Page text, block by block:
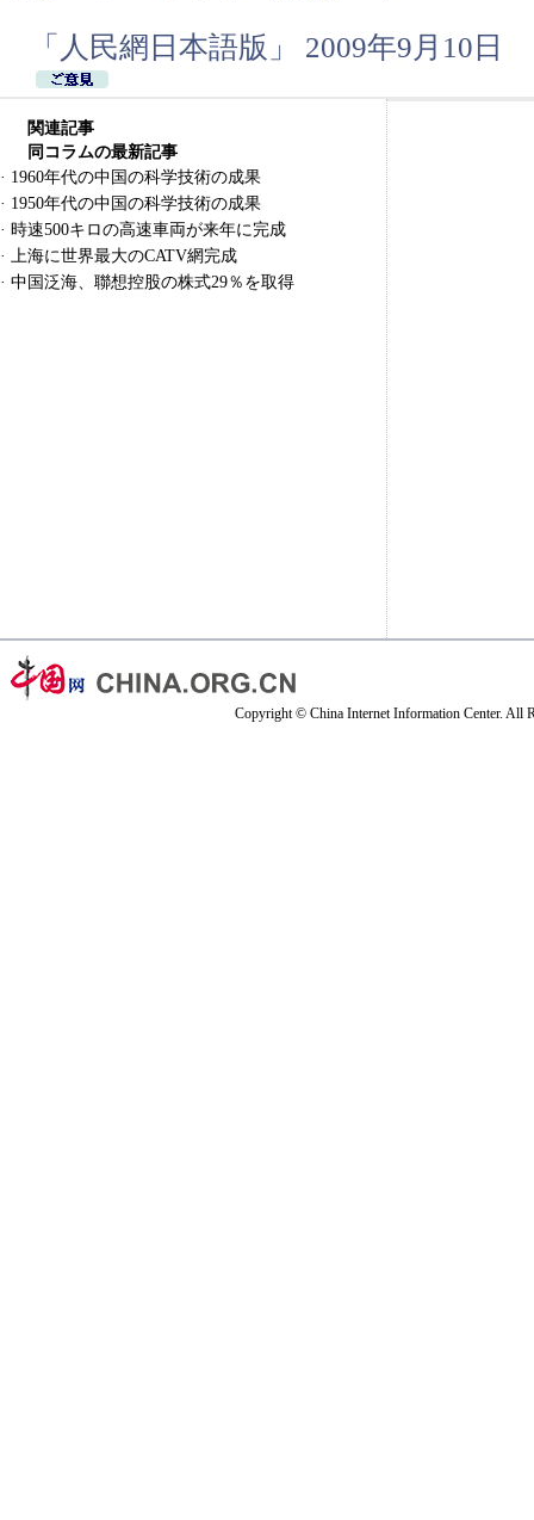
「人民網日本語版」 2009年9月10日
関連記事
同コラムの最新記事
· 1960年代の中国の科学技術の成果
· 1950年代の中国の科学技術の成果
· 時速500キロの高速車両が来年に完成
· 上海に世界最大のCATV網完成
· 中国泛海、聯想控股の株式29％を取得